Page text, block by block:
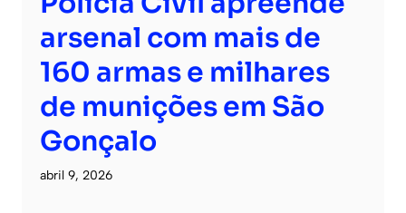
arsenal com mais de
160 armas e milhares
de munições em São
Gonçalo
abril 9, 2026